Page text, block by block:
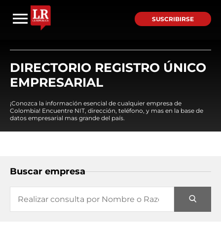
SUSCRIBIRSE
DIRECTORIO REGISTRO ÚNICO
EMPRESARIAL
¡Conozca la información esencial de cualquier empresa de
Colombia! Encuentre NIT, dirección, teléfono, y mas en la base de
datos empresarial mas grande del país.
Buscar empresa